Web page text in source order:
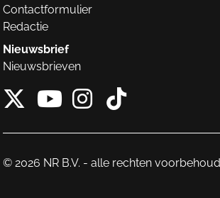
Contactformulier
Redactie
Nieuwsbrief
Nieuwsbrieven
X van NieuwRechts
Instagram
Tiktok
© 2026 NR B.V. - alle rechten